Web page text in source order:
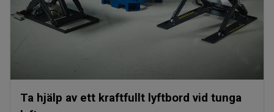
Ta hjälp av ett kraftfullt lyftbord vid tunga